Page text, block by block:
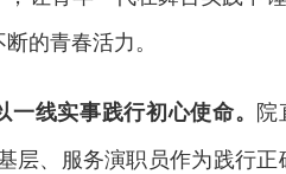
的青春活力。
线实事践行初心使命。 院
层、服务演职员作为践行